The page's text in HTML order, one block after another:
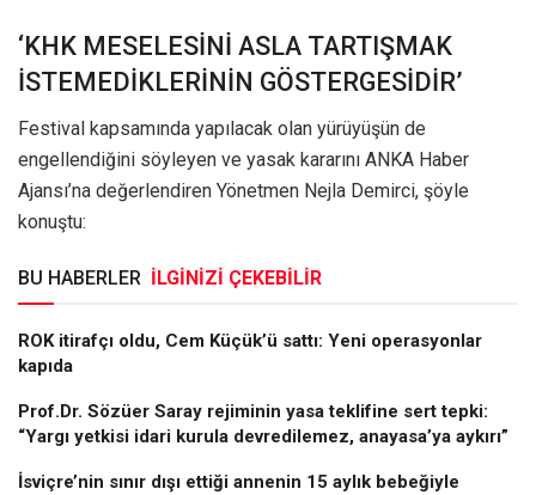
‘KHK MESELESİNİ ASLA TARTIŞMAK
İSTEMEDİKLERİNİN GÖSTERGESİDİR’
Festival kapsamında yapılacak olan yürüyüşün de
engellendiğini söyleyen ve yasak kararını ANKA Haber
Ajansı’na değerlendiren Yönetmen Nejla Demirci, şöyle
konuştu:
BU HABERLER İLGİNİZİ ÇEKEBİLİR
ROK itirafçı oldu, Cem Küçük’ü sattı: Yeni operasyonlar
kapıda
Prof.Dr. Sözüer Saray rejiminin yasa teklifine sert tepki:
“Yargı yetkisi idari kurula devredilemez, anayasa’ya aykırı”
İsviçre’nin sınır dışı ettiği annenin 15 aylık bebeğiyle